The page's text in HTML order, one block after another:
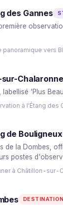
des Gannes
panoramique vers
Chalaronne
'Plus
à l'Étang des
de Bouligneux
de la Dombes,
postes
à Châtillon-sur-
DESTINATION